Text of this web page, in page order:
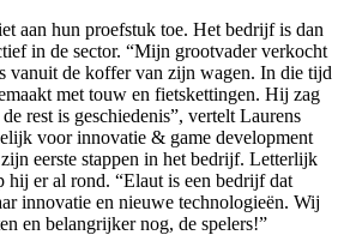
aan hun proefstuk toe. Het bedrijf is dan
in de sector. “Mijn grootvader verkocht
vanuit de koffer van zijn wagen. In die tijd
met touw en fietskettingen. Hij zag
rest is geschiedenis”, vertelt Laurens
voor innovatie & game development
eerste stappen in het bedrijf. Letterlijk
hij er al rond. “Elaut is een bedrijf dat
innovatie en nieuwe technologieën. Wij
en belangrijker nog, de spelers!”